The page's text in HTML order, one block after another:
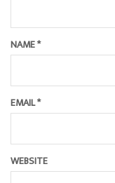
NAME*
EMAIL*
WEBSITE